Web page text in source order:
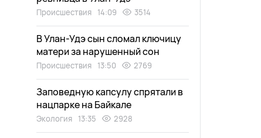
Происшествия 14:09 3514
В Улан-Удэ сын сломал ключицу
матери за нарушенный сон
Происшествия 13:50 2769
Заповедную капсулу спрятали в
нацпарке на Байкале
Экология 13:35 2928